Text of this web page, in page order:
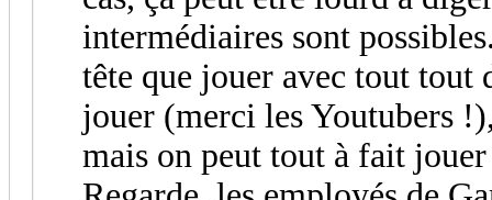
intermédiaires sont
tête que jouer avec tout tout
jouer (merci les Youtubers
mais on peut tout à fait